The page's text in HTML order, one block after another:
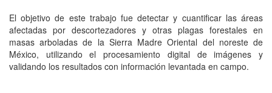
El objetivo de este trabajo fue detectar y cuantificar las áreas
afectadas por descortezadores y otras plagas forestales en
masas arboladas de la Sierra Madre Oriental del noreste de
México, utilizando el procesamiento digital de imágenes y
validando los resultados con información levantada en campo.